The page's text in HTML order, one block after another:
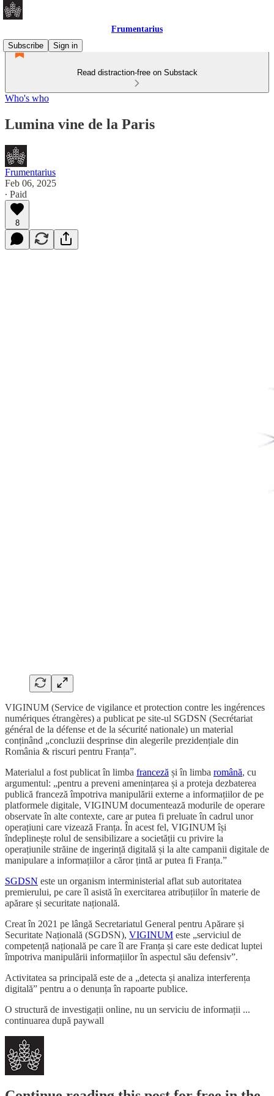
Frumentarius
Subscribe
Sign in
Read distraction-free on Substack
Who's who
Lumina vine de la Paris
Frumentarius
Feb 06, 2025
∙ Paid
8
VIGINUM (Service de vigilance et protection contre les ingérences
numériques étrangères) a publicat pe site-ul SGDSN (Secrétariat
général de la défense et de la sécurité nationale) un material
conținând „concluzii desprinse din alegerile prezidențiale din
România & riscuri pentru Franța”.
Materialul a fost publicat în limba franceză și în limba română, cu
argumentul: „pentru a preveni amenințarea și a proteja dezbaterea
publică franceză împotriva manipulării externe a informațiilor de pe
platformele digitale, VIGINUM documentează modurile de operare
observate în alte contexte, care ar putea fi preluate în cadrul unor
operațiuni care vizează Franța. În acest fel, VIGINUM își
îndeplinește rolul de sensibilizare a societății cu privire la
operațiunile străine de ingerință digitală și la alte campanii digitale de
manipulare a informațiilor a căror țintă ar putea fi Franța.”
SGDSN este un organism interministerial aflat sub autoritatea
premierului, pe care îl asistă în exercitarea atribuțiilor în materie de
apărare și securitate națională.
Creat în 2021 pe lângă Secretariatul General pentru Apărare și
Securitate Națională (SGDSN), VIGINUM este „serviciul de
competență națională pe care îl are Franța și care este dedicat luptei
împotriva manipulării informațiilor în aspectul său defensiv”.
Activitatea sa principală este de a „detecta și analiza interferența
digitală” pentru a o denunța în rapoarte publice.
O structură de investigații online, nu un serviciu de informații ...
continuarea după paywall